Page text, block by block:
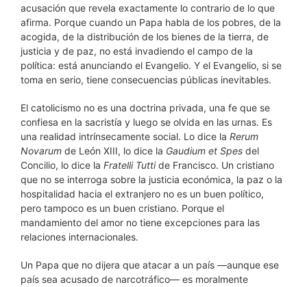
acusación que revela exactamente lo contrario de lo que
afirma. Porque cuando un Papa habla de los pobres, de la
acogida, de la distribución de los bienes de la tierra, de
justicia y de paz, no está invadiendo el campo de la
política: está anunciando el Evangelio. Y el Evangelio, si se
toma en serio, tiene consecuencias públicas inevitables.
El catolicismo no es una doctrina privada, una fe que se
confiesa en la sacristía y luego se olvida en las urnas. Es
una realidad intrínsecamente social. Lo dice la Rerum
Novarum de León XIII, lo dice la Gaudium et Spes del
Concilio, lo dice la Fratelli Tuttide Francisco. Un cristiano
que no se interroga sobre la justicia económica, la paz o la
hospitalidad hacia el extranjero no es un buen político,
pero tampoco es un buen cristiano. Porque el
mandamiento del amor no tiene excepciones para las
relaciones internacionales.
Un Papa que no dijera que atacar a un país —aunque ese
país sea acusado de narcotráfico— es moralmente